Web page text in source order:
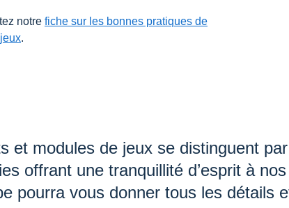
notre fiche sur les bonnes pratiques de
.
et modules de jeux se distinguent
offrant une tranquillité d’esprit à
pourra vous donner tous les détails